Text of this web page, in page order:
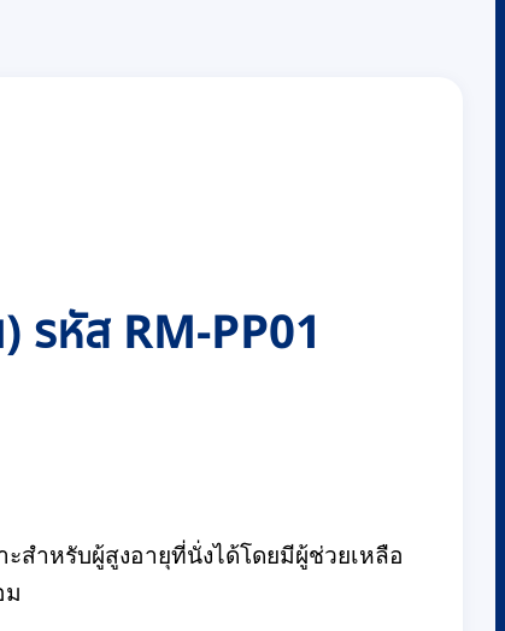
รหัส RM-PP01
สำหรับผู้สูงอายุที่นั่งได้โดยมีผู้ช่วยเหลือ
ม